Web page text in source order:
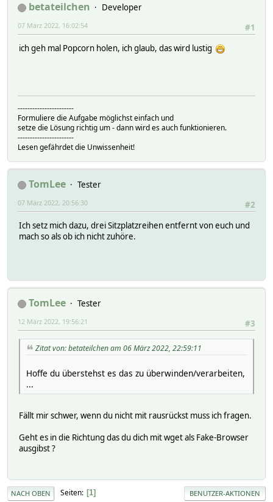
betateilchen
Developer
#1
07 März 2022, 16:02:54
ich geh mal Popcorn holen, ich glaub, das wird lustig
-----------------------
Formuliere die Aufgabe möglichst einfach und
setze die Lösung richtig um - dann wird es auch funktionieren.
-----------------------
Lesen gefährdet die Unwissenheit!
TomLee
Tester
#2
07 März 2022, 20:56:30
Ich setz mich dazu, drei Sitzplatzreihen entfernt von euch und
mach so als ob ich nicht zuhöre.
TomLee
Tester
#3
12 März 2022, 19:56:21
Zitat von: betateilchen am 06 März 2022, 22:59:11
Hoffe du überstehst es das zu überwinden/verarbeiten,
...
Fällt mir schwer, wenn du nicht mit rausrückst muss ich fragen.
Geht es in die Richtung das du dich mit wget als Fake-Browser
ausgibst ?
NACH OBEN Seiten 1 BENUTZER-AKTIONEN